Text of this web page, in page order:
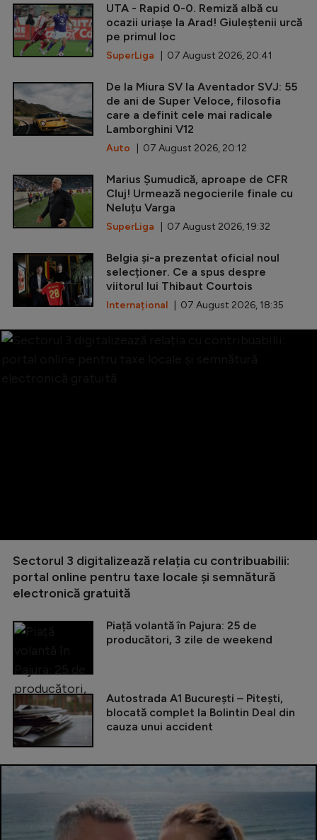
UTA - Rapid 0-0. Remiză albă cu
ocazii uriașe la Arad! Giuleștenii urcă
pe primul loc
SuperLiga | 07 August 2026, 20:41
De la Miura SV la Aventador SVJ: 55
de ani de Super Veloce, filosofia
care a definit cele mai radicale
Lamborghini V12
Auto | 07 August 2026, 20:12
Marius Șumudică, aproape de CFR
Cluj! Urmează negocierile finale cu
Neluțu Varga
SuperLiga | 07 August 2026, 19:32
Belgia și-a prezentat oficial noul
selecționer. Ce a spus despre
viitorul lui Thibaut Courtois
Internațional | 07 August 2026, 18:35
Sectorul 3 digitalizează relația cu contribuabilii:
portal online pentru taxe locale și semnătură
electronică gratuită
Piață volantă în Pajura: 25 de
producători, 3 zile de weekend
Autostrada A1 București – Pitești,
blocată complet la Bolintin Deal din
cauza unui accident